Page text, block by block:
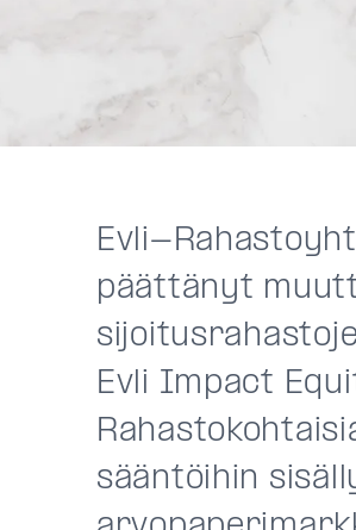
Evli-
päättänyt
Evli Impact
sääntöihin